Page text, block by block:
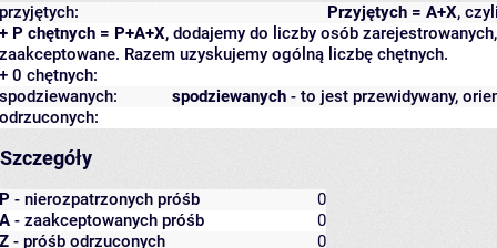
Przyjętych = A+X,
przyjętych:
+ P chętnych = P+A+X, dodajemy do liczby osób
zaakceptowane. Razem uzyskujemy ogólną liczbę chętnych.
+ 0 chętnych:
spodziewanych - to jest przewidywany,
spodziewanych:
odrzuconych:
Szczegóły
P - nierozpatrzonych próśb
0
A - zaakceptowanych próśb
0
Z - próśb odrzuconych
0